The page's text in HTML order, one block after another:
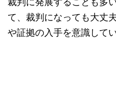
て、裁判になっても大丈
や証拠の入手を意識してい